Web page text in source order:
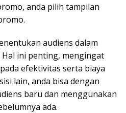
anda pilih tampilan
audiens dalam
ini penting, mengingat
efektivitas serta biaya
lain, anda bisa dengan
baru dan menggunakan
ada.